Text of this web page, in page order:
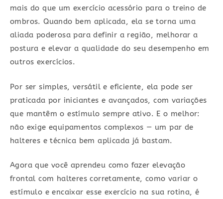
mais do que um exercício acessório para o treino de
ombros. Quando bem aplicada, ela se torna uma
aliada poderosa para definir a região, melhorar a
postura e elevar a qualidade do seu desempenho em
outros exercícios.
Por ser simples, versátil e eficiente, ela pode ser
praticada por iniciantes e avançados, com variações
que mantêm o estímulo sempre ativo. E o melhor:
não exige equipamentos complexos — um par de
halteres e técnica bem aplicada já bastam.
Agora que você aprendeu como fazer elevação
frontal com halteres corretamente, como variar o
estímulo e encaixar esse exercício na sua rotina, é